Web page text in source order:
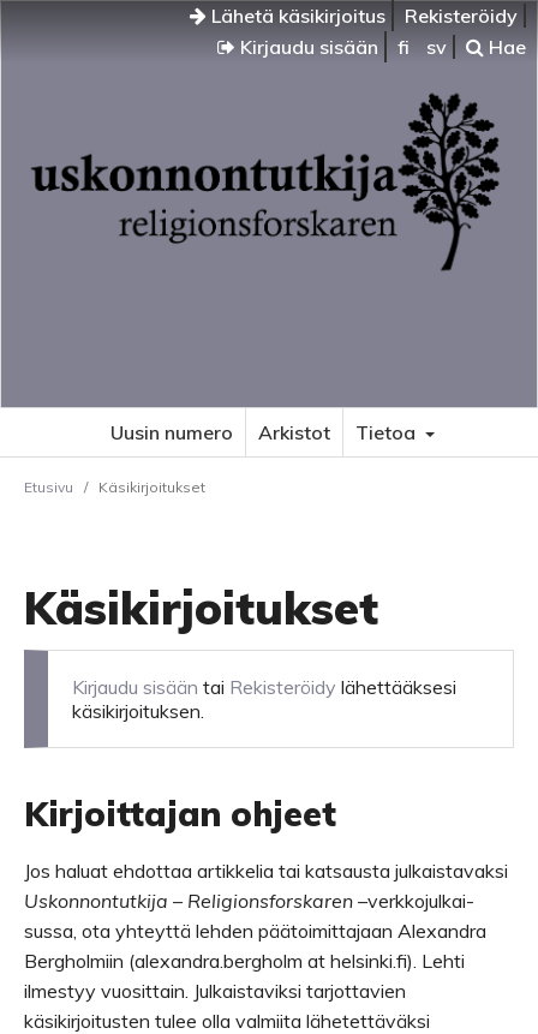
Lähetä käsikirjoitus
Rekisteröidy
Kirjaudu sisään
fi sv Hae
Uusin numero Arkistot Tietoa
Etusivu / Käsikirjoitukset
Käsikirjoitukset
Kirjaudu sisään tai Rekisteröidy lähettääksesi
käsikirjoituksen.
Kirjoittajan ohjeet
Jos haluat ehdot­taa artik­ke­lia tai kat­sausta jul­kais­ta­vaksi
Uskon­non­tut­kija – Reli­gions­fors­ka­ren –verk­ko­jul­kai­
sussa, ota yhteyttä leh­den pää­toi­mit­ta­jaan Alexandra
Bergholmiin (alexandra.bergholm at helsinki.fi). Lehti
ilmes­tyy vuosittain. Jul­kais­ta­viksi tarjottavien
käsikirjoitusten tulee olla valmiita lähetettäväksi